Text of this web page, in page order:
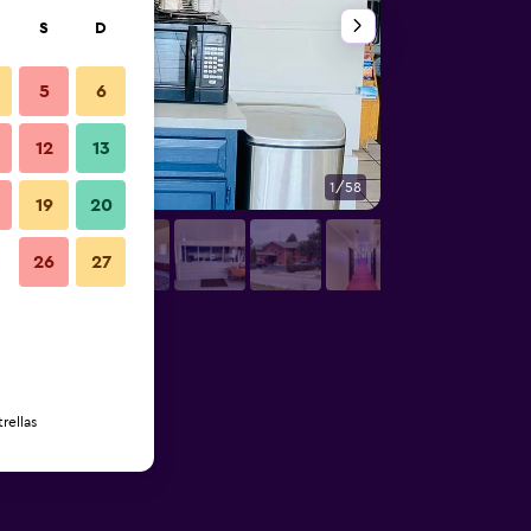
1/58
S D
5 6
12 13
19 20
26 27